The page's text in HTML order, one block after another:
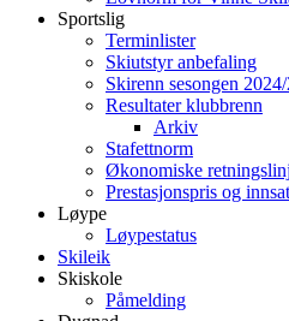
Sportslig
Terminlister
Skiutstyr anbefaling
Skirenn sesongen
Resultater klubbrenn
Arkiv
Stafettnorm
Økonomiske
Prestasjonspris og
Løype
Løypestatus
Skileik
Skiskole
Påmelding